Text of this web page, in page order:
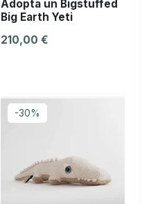
Adopta un Bigstuffed
Big Earth Yeti
210,00 €
-30%